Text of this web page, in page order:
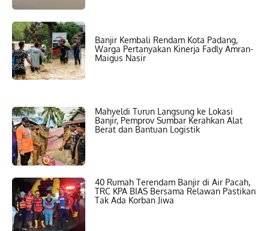
Banjir Kembali Rendam Kota Padang,
Warga Pertanyakan Kinerja Fadly Amran-
Maigus Nasir
Mahyeldi Turun Langsung ke Lokasi
Banjir, Pemprov Sumbar Kerahkan Alat
Berat dan Bantuan Logistik
40 Rumah Terendam Banjir di Air Pacah,
TRC KPA BIAS Bersama Relawan Pastikan
Tak Ada Korban Jiwa